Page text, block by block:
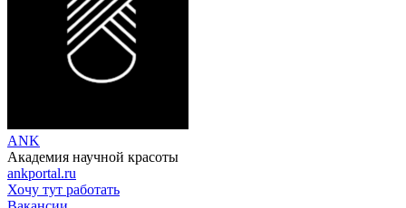
ANK
Академия научной красоты
ankportal.ru
Хочу тут работать